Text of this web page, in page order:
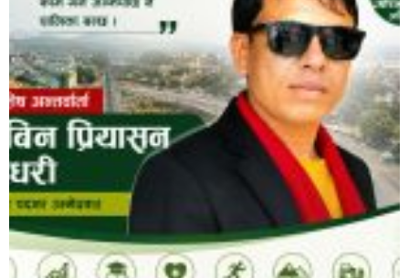
प्रहरी साहयक निरीक्षक कुलबहादुर बिककाे पहलमा खडैचा
प्रहरीले पायाे जग्गाधनी पुर्जा